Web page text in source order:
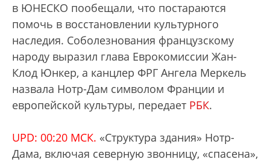
в ЮНЕСКО пообещали, что постараются
помочь в восстановлении культурного
наследия. Соболезнования французскому
народу выразил глава Еврокомиссии Жан-
Клод Юнкер, а канцлер ФРГ Ангела Меркель
назвала Нотр-Дам символом Франции и
европейской культуры, передает РБК.
UPD: 00:20 МСК. «Структура здания» Нотр-
Дама, включая северную звонницу, «спасена»,